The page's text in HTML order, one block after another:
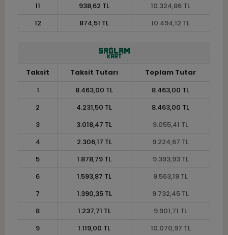
11
938,62 TL
10.324,86 TL
12
874,51 TL 10.494,12 TL
Taksit Taksit Tutarı
Toplam Tutar
1
8.463,00 TL
8.463,00 TL
2
4.231,50 TL
8.463,00 TL
3
3.018,47 TL
9.055,41 TL
4
2.306,17 TL
9.224,67 TL
5
1.878,79 TL
9.393,93 TL
6
1.593,87 TL
9.563,19 TL
7
1.390,35 TL
9.732,45 TL
8
1.237,71 TL
9.901,71 TL
9
1.119,00 TL
10.070,97 TL